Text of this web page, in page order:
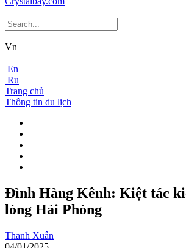
Vn
En
Ru
Trang chủ
Thông tin du lịch
Đình Hàng Kênh: Kiệt tác
lòng Hải Phòng
Thanh Xuân